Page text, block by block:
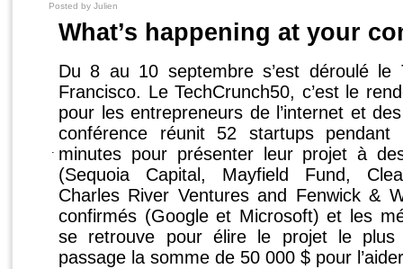
Posted by Julien
.
What’s happening at your
Du 8 au 10 septembre s’est déroulé le
Francisco. Le TechCrunch50, c’est le
pour les entrepreneurs de l’internet et
conférence réunit 52 startups
minutes pour présenter leur projet à
(Sequoia Capital, Mayfield Fund,
Charles River Ventures and Fenwick &
confirmés (Google et Microsoft) et les
se retrouve pour élire le projet le
passage la somme de 50 000 $ pour